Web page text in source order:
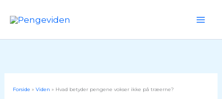
Forside Viden Hvad betyder pengene vokser ikke på træerne?